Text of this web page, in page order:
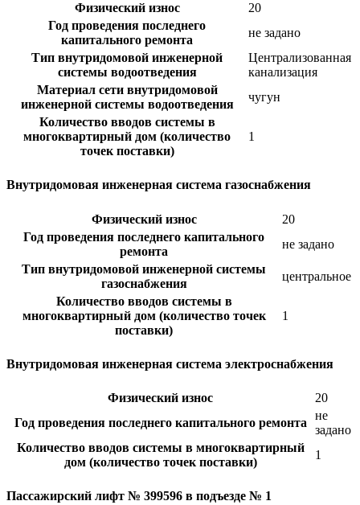
Физический износ
20
Год проведения последнего
капитального ремонта
не задано
Тип внутридомовой инженерной
системы водоотведения
Централизованная
канализация
Материал сети внутридомовой
инженерной системы водоотведения
чугун
Количество вводов системы в
многоквартирный дом (количество
точек поставки)
1
Внутридомовая инженерная система газоснабжения
Физический износ
20
Год проведения последнего капитального
ремонта
не задано
Тип внутридомовой инженерной системы
газоснабжения
центральное
Количество вводов системы в
многоквартирный дом (количество точек
поставки)
1
Внутридомовая инженерная система электроснабжения
Физический износ
20
Год проведения последнего капитального ремонта
не
задано
Количество вводов системы в многоквартирный
дом (количество точек поставки)
1
Пассажирский лифт № 399596 в подъезде № 1